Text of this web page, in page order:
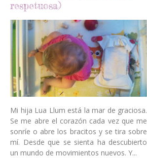
respetuosa)
Mi hija Lua Llum está la mar de graciosa.
Se me abre el corazón cada vez que me
sonríe o abre los bracitos y se tira sobre
mí. Desde que se sienta ha descubierto
un mundo de movimientos nuevos. Y...